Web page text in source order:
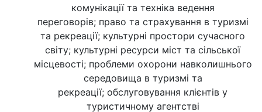
комунікації та техніка ведення
переговорів; право та страхування в туризмі
та рекреації; культурні простори сучасного
світу; культурні ресурси міст та сільської
місцевості; проблеми охорони навколишнього
середовища в туризмі та
рекреації; обслуговування клієнтів у
туристичному агентстві